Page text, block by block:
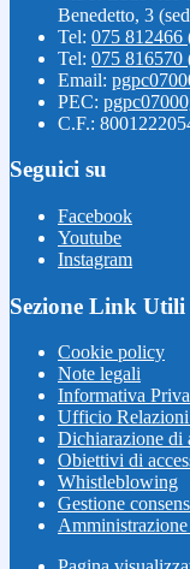
Benedetto, 3
Tel: 075 812466
Tel: 075 816570
Email:
PEC:
C.F.:
Seguici su
Facebook
Youtube
Instagram
Sezione Link Utili
Cookie policy
Note legali
Informativa
Ufficio
Dichiarazione di
Obiettivi di
Whistleblowing
Gestione
Amministrazione